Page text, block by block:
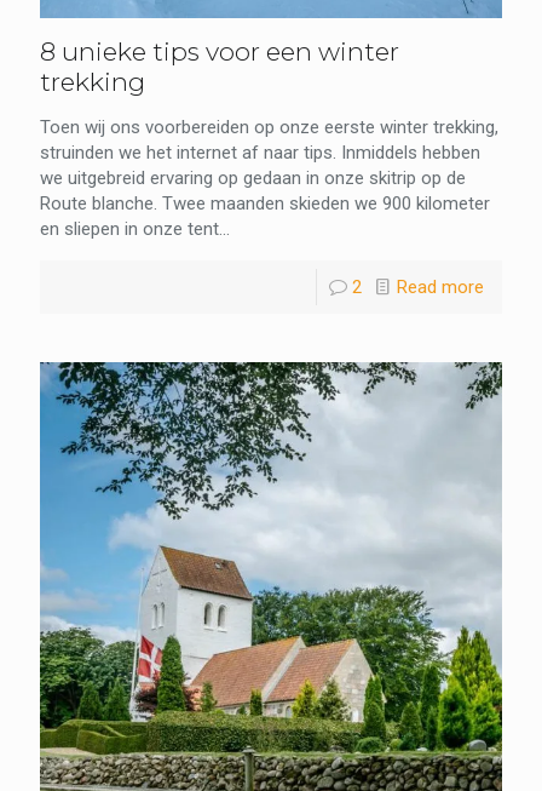
8 unieke tips voor een winter
trekking
Toen wij ons voorbereiden op onze eerste winter trekking,
struinden we het internet af naar tips. Inmiddels hebben
we uitgebreid ervaring op gedaan in onze skitrip op de
Route blanche. Twee maanden skieden we 900 kilometer
en sliepen in onze tent...
2 Read more